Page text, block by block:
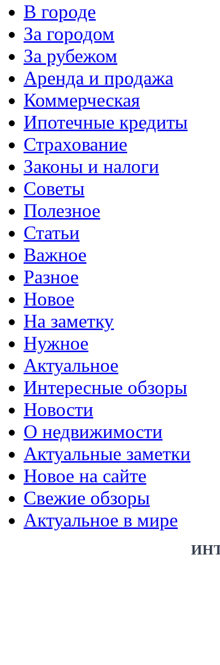
В городе
За городом
За рубежом
Аренда и продажа
Коммерческая
Ипотечные кредиты
Страхование
Законы и налоги
Советы
Полезное
Статьи
Важное
Разное
Новое
На заметку
Нужное
Актуальное
Интересные обзоры
Новости
О недвижимости
Актуальные заметки
Новое на сайте
Свежие обзоры
Актуальное в мире